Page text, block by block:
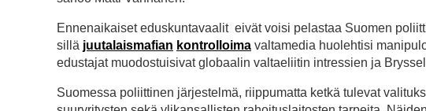
Ennenaikaiset eduskuntavaalit eivät voisi pelastaa Suomen
sillä juutalaismafian kontrolloima valtamedia huolehtisi
edustajat muodostuisivat globaalin valtaeliitin intressien ja
Suomessa poliittinen järjestelmä, riippumatta ketkä tulevat